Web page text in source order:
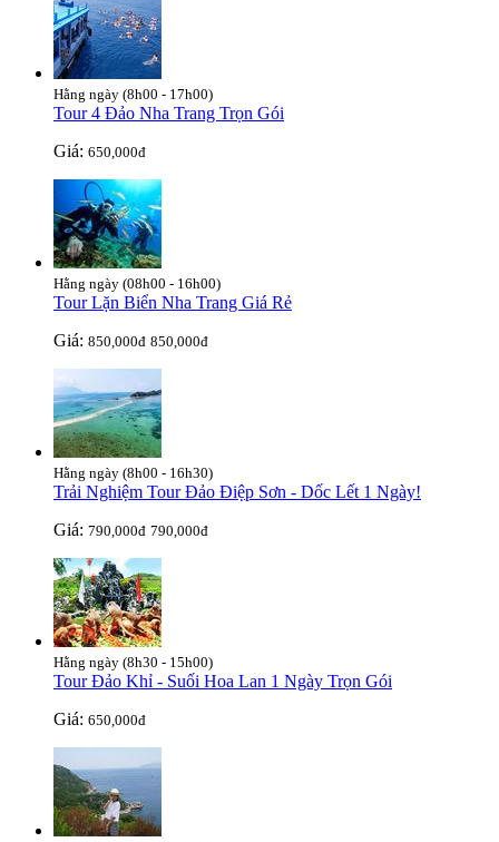
Hằng ngày (8h00 - 17h00)
Tour 4 Đảo Nha Trang Trọn Gói
Giá: 650,000đ
Hằng ngày (08h00 - 16h00)
Tour Lặn Biển Nha Trang Giá Rẻ
Giá: 850,000đ 850,000đ
Hằng ngày (8h00 - 16h30)
Trải Nghiệm Tour Đảo Điệp Sơn - Dốc Lết 1 Ngày!
Giá: 790,000đ 790,000đ
Hằng ngày (8h30 - 15h00)
Tour Đảo Khỉ - Suối Hoa Lan 1 Ngày Trọn Gói
Giá: 650,000đ